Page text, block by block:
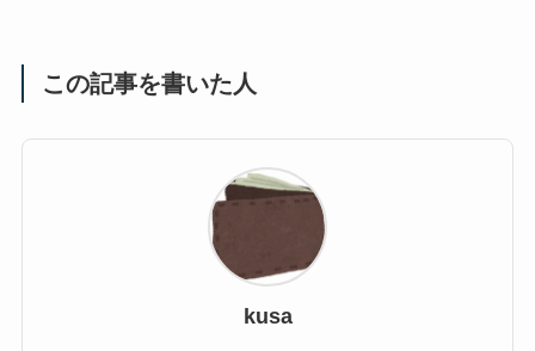
この記事を書いた人
kusa